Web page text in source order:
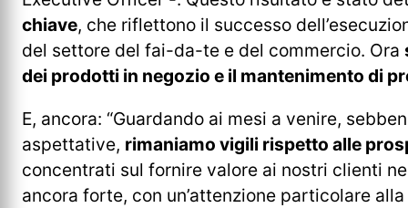
chiave, che riflettono il successo
del settore del fai-da-te e del commercio. Ora
dei prodotti in negozio e il mantenimento di
E, ancora: “Guardando ai mesi a venire,
aspettative, rimaniamo vigili rispetto alle
concentrati sul fornire valore ai nostri clienti
ancora forte, con un’attenzione particolare